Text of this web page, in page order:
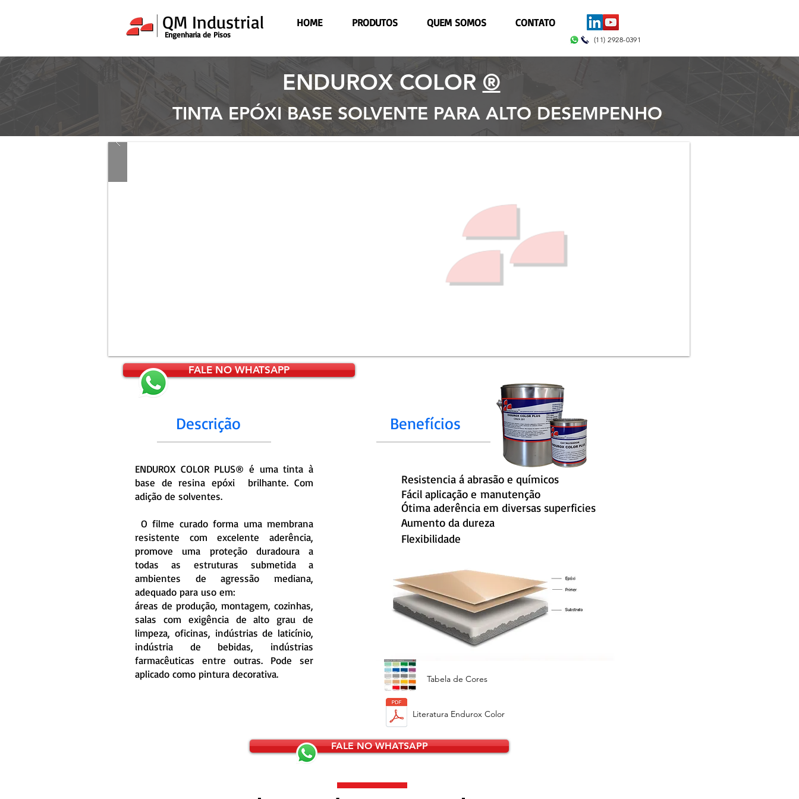
HOME PRODUTOS QUEM SOMOS CONTATO
(11) 2928-0391
QM Industrial
Engenharia de Pisos
ENDUROX COLOR ®
TINTA EPÓXI BASE SOLVENTE PARA ALTO DESEMPENHO
FALE NO WHATSAPP
Descrição
ENDUROX COLOR PLUS® é uma tinta à
base de resina epóxi brilhante. Com
adição de solventes.
O filme curado forma uma membrana
resistente com excelente aderência,
promove uma proteção duradoura a
todas as estruturas submetida a
ambientes de agressão mediana,
adequado para uso em:
áreas de produção, montagem, cozinhas,
salas com exigência de alto grau de
limpeza, oficinas, indústrias de laticínio,
indústria de bebidas, indústrias
farmacêuticas entre outras. Pode ser
aplicado como pintura decorativa.
Benefícios
Resistencia á abrasão e químicos
Fácil aplicação e manutenção
Ótima aderência em diversas superficies
Aumento da dureza
Flexibilidade
Tabela de Cores
Literatura Endurox Color
FALE NO WHATSAPP